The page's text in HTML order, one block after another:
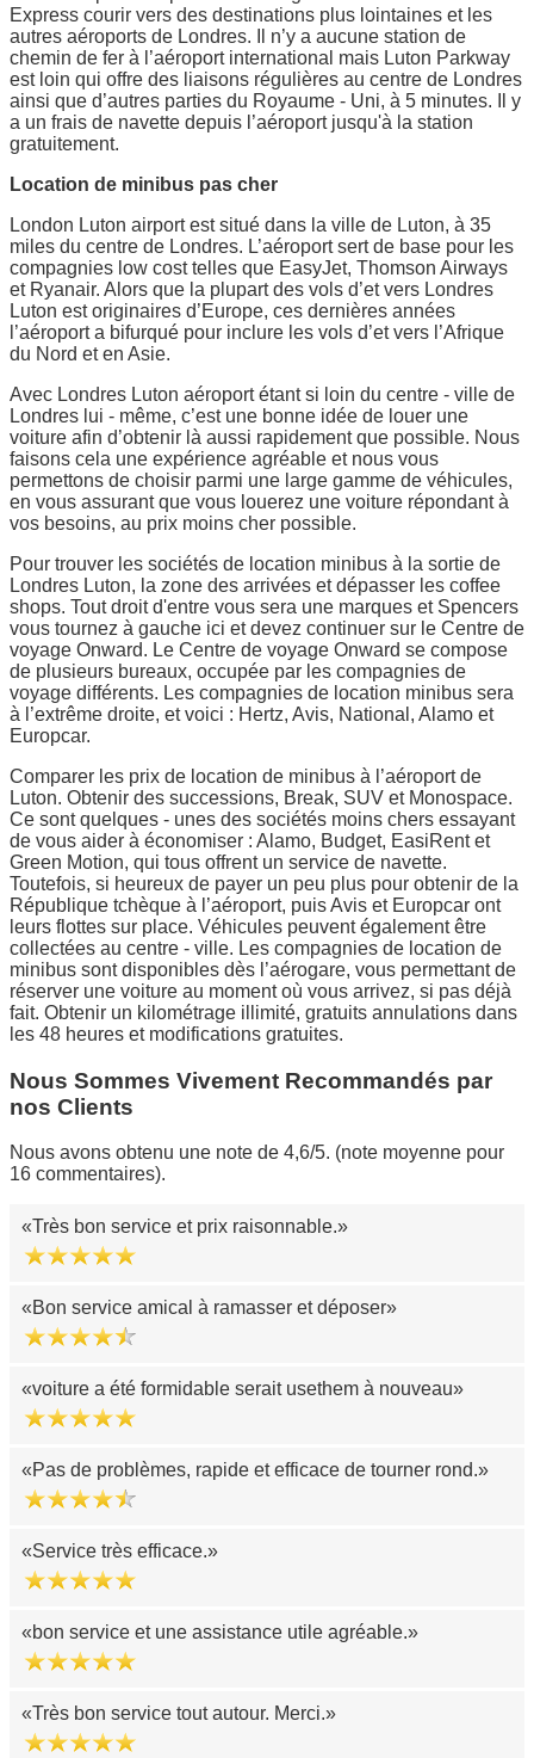
Express courir vers des destinations plus lointaines et les
autres aéroports de Londres. Il n’y a aucune station de
chemin de fer à l’aéroport international mais Luton Parkway
est loin qui offre des liaisons régulières au centre de Londres
ainsi que d’autres parties du Royaume - Uni, à 5 minutes. Il y
a un frais de navette depuis l’aéroport jusqu'à la station
gratuitement.
Location de minibus pas cher
London Luton airport est situé dans la ville de Luton, à 35
miles du centre de Londres. L’aéroport sert de base pour les
compagnies low cost telles que EasyJet, Thomson Airways
et Ryanair. Alors que la plupart des vols d’et vers Londres
Luton est originaires d’Europe, ces dernières années
l’aéroport a bifurqué pour inclure les vols d’et vers l’Afrique
du Nord et en Asie.
Avec Londres Luton aéroport étant si loin du centre - ville de
Londres lui - même, c’est une bonne idée de louer une
voiture afin d’obtenir là aussi rapidement que possible. Nous
faisons cela une expérience agréable et nous vous
permettons de choisir parmi une large gamme de véhicules,
en vous assurant que vous louerez une voiture répondant à
vos besoins, au prix moins cher possible.
Pour trouver les sociétés de location minibus à la sortie de
Londres Luton, la zone des arrivées et dépasser les coffee
shops. Tout droit d'entre vous sera une marques et Spencers
vous tournez à gauche ici et devez continuer sur le Centre de
voyage Onward. Le Centre de voyage Onward se compose
de plusieurs bureaux, occupée par les compagnies de
voyage différents. Les compagnies de location minibus sera
à l’extrême droite, et voici : Hertz, Avis, National, Alamo et
Europcar.
Comparer les prix de location de minibus à l’aéroport de
Luton. Obtenir des successions, Break, SUV et Monospace.
Ce sont quelques - unes des sociétés moins chers essayant
de vous aider à économiser : Alamo, Budget, EasiRent et
Green Motion, qui tous offrent un service de navette.
Toutefois, si heureux de payer un peu plus pour obtenir de la
République tchèque à l’aéroport, puis Avis et Europcar ont
leurs flottes sur place. Véhicules peuvent également être
collectées au centre - ville. Les compagnies de location de
minibus sont disponibles dès l’aérogare, vous permettant de
réserver une voiture au moment où vous arrivez, si pas déjà
fait. Obtenir un kilométrage illimité, gratuits annulations dans
les 48 heures et modifications gratuites.
Nous Sommes Vivement Recommandés par
nos Clients
Nous avons obtenu une note de 4,6/5. (note moyenne pour
16 commentaires).
Très bon service et prix raisonnable.
Bon service amical à ramasser et déposer
voiture a été formidable serait usethem à nouveau
Pas de problèmes, rapide et efficace de tourner rond.
Service très efficace.
bon service et une assistance utile agréable.
Très bon service tout autour. Merci.